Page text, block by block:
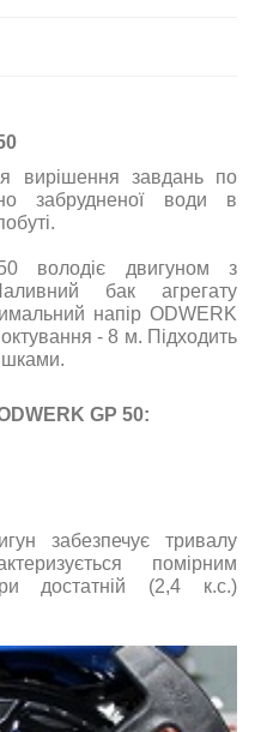
вирішення завдань по
забрудненої води в
володіє двигуном з
бак агрегату
напір ODWERK
- 8 м. Підходить
GP 50:
забезпечує тривалу
помірним
достатній (2,4 к.с.)